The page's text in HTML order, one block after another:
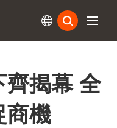
齊揭幕 全
商機